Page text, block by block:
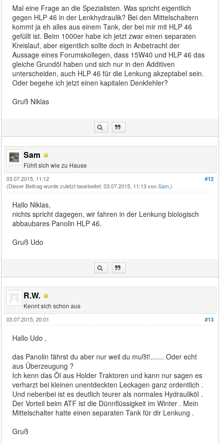
Mal eine Frage an die Spezialisten. Was spricht eigentlich
gegen HLP 46 in der Lenkhydraulik? Bei den Mittelschaltern
kommt ja eh alles aus einem Tank, der bei mir mit HLP 46
gefüllt ist. Beim 1000er habe ich jetzt zwar einen separaten
Kreislauf, aber eigentlich sollte doch in Anbetracht der
Aussage eines Forumskollegen, dass 15W40 und HLP 46 das
gleiche Grundöl haben und sich nur in den Additiven
unterscheiden, auch HLP 46 für die Lenkung akzeptabel sein.
Oder begehe ich jetzt einen kapitalen Denkfehler?
Gruß Niklas
Sam
Fühlt sich wie zu Hause
#12
03.07.2015, 11:12
(Dieser Beitrag wurde zuletzt bearbeitet: 03.07.2015, 11:13 vonSam.)
Hallo Niklas,
nichts spricht dagegen, wir fahren in der Lenkung biologisch
abbaubares Panolin HLP 46.
Gruß Udo
R.W.
Kennt sich schon aus
#13
03.07.2015, 20:01
Hallo Udo ,
das Panolin fährst du aber nur weil du mußt!....... Oder echt
aus Überzeugung ?
Ich kenn das Öl aus Holder Traktoren und kann nur sagen es
verharzt bei kleinen unentdeckten Leckagen ganz ordentlich .
Und nebenbei ist es deutlich teurer als normales Hydrauliköl .
Der Vorteil beim ATF ist die Dünnflüssigkeit im Winter . Mein
Mittelschalter hatte einen separaten Tank für dir Lenkung .
Gruß